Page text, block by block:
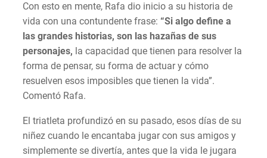
Con esto en mente, Rafa dio inicio a su historia de
vida con una contundente frase: “Si algo define a
las grandes historias, son las hazañas de sus
personajes, la capacidad que tienen para resolver la
forma de pensar, su forma de actuar y cómo
resuelven esos imposibles que tienen la vida”.
Comentó Rafa.
El triatleta profundizó en su pasado, esos días de su
niñez cuando le encantaba jugar con sus amigos y
simplemente se divertía, antes que la vida le jugara